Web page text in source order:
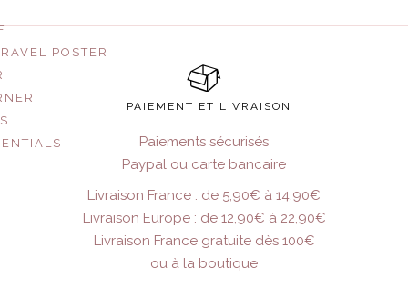
POSTER
PAIEMENT ET LIVRAISON
Paiements sécurisés
Paypal ou carte bancaire
Livraison France : de 5,90€ à 14,90€
Livraison Europe : de 12,90€ à 22,90€
Livraison France gratuite dès 100€
ou à la boutique